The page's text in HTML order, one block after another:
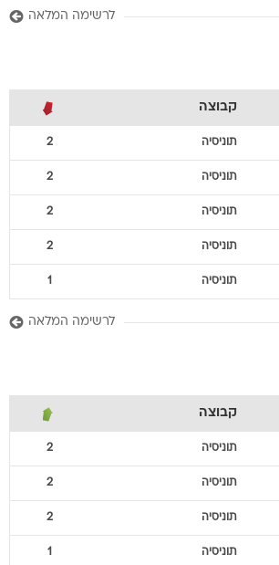
לרשימה המלאה
קבוצה
תוניסיה 2
תוניסיה 2
תוניסיה 2
תוניסיה 2
תוניסיה 1
לרשימה המלאה
קבוצה
תוניסיה 2
תוניסיה 2
תוניסיה 2
תוניסיה 1